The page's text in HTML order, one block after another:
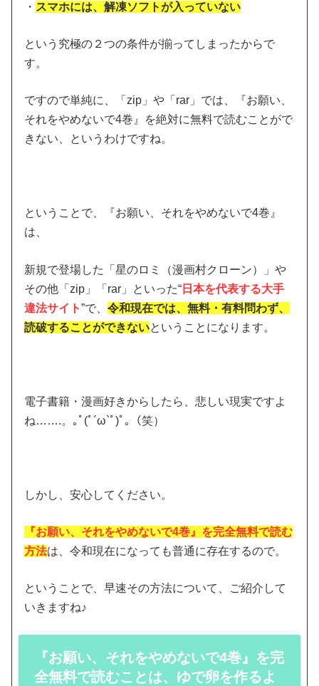
・ スマホには、解凍ソフトが入っていない
という究極の２つの条件が揃ってしまったからで
す。
ですので単純に、「zip」や「rar」では、『お願い、
それをやめないで4巻』を絶対に無料で読むことがで
きない、というわけですね。
ということで、『お願い、それをやめないで4巻』
は、
新規で登場した「星のロミ（漫画村クローン）」や
その他「zip」「rar」といった“ 日本を代表する大手
違法サイト”で、令和現在では、無料・有料問わず、
読破することができないということになります。
電子書籍・漫画好きからしたら、悲しい現実ですよ
ね…….。｡ﾟ(ﾟ´ω`ﾟ)ﾟ｡（笑）
しかし、安心してください。
『お願い、それをやめないで4巻』を完全無料で読む
方法は、令和現在になっても普通に存在するので。
ということで、早速その方法について、ご紹介して
いきますね♪
『お願い、それをやめないで4巻』を完
全無料で読むことは、ゆで卵を作るよ